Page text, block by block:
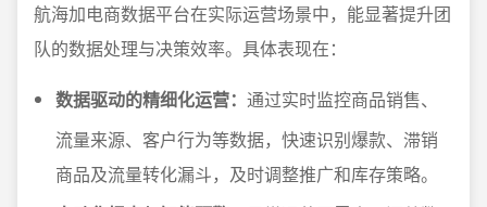
航海加电商数据平台在实际运营场景中，能显著提升团
队的数据处理与决策效率。具体表现在：
数据驱动的精细化运营： 通过实时监控商品销售、
流量来源、客户行为等数据，快速识别爆款、滞销
商品及流量转化漏斗，及时调整推广和库存策略。